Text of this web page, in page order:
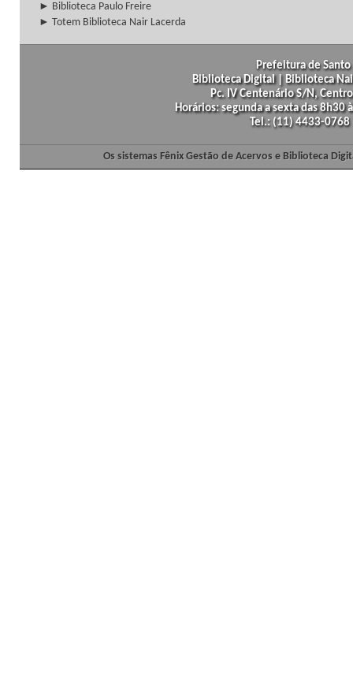
► Biblioteca Paulo Freire
► Totem Biblioteca Nair Lacerda
Prefeitura de
Biblioteca Digital | Biblioteca
Pc. IV Centenário S/N,
Horários: segunda a sexta das
Tel.: (11) 4433-
Os sistemas Fênix Gestão de Acervos e Biblioteca